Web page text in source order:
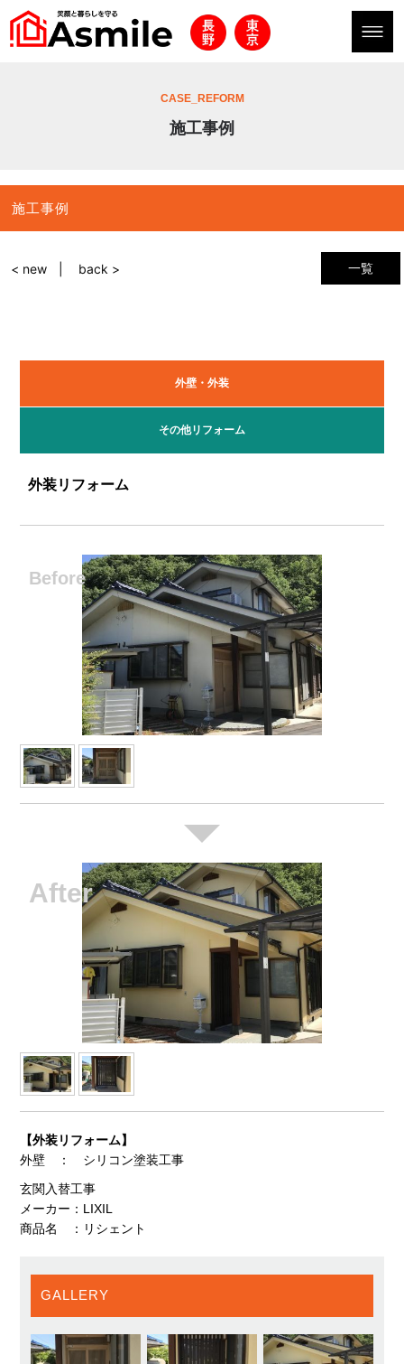
CASE_REFORM
施工事例
施工事例
一覧
< new back >
外壁・外装
その他リフォーム
外装リフォーム
【外装リフォーム】
外壁 ： シリコン塗装工事
玄関入替工事
メーカー：LIXIL
商品名 ：リシェント
GALLERY